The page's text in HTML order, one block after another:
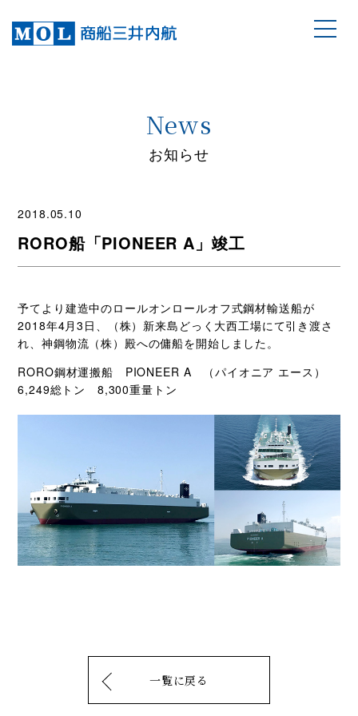
News
お知らせ
2018.05.10
RORO船「PIONEER A」竣工
予てより建造中のロールオンロールオフ式鋼材輸送船が
2018年4月3日、（株）新来島どっく大西工場にて引き渡さ
れ、神鋼物流（株）殿への傭船を開始しました。
RORO鋼材運搬船 PIONEER A （パイオニア エース）
6,249総トン 8,300重量トン
一覧に戻る